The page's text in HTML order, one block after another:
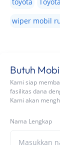
toyota
wiper mobil
Butuh
Kami siap
fasilitas dana
Kami akan
Nama Lengkap